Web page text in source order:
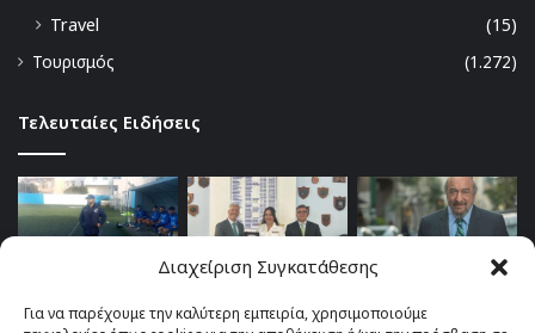
Διαχείριση Συγκατάθεσης
Για να παρέχουμε την καλύτερη εμπειρία, χρησιμοποιούμε
Travel
(15)
Τουρισμός
(1.272)
Τελευταίες Ειδήσεις